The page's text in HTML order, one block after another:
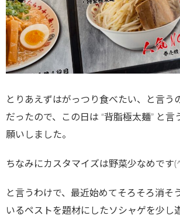
とりあえずはがっつり食べたい、と言う
だったので、この日は “背脂極太麺” と言
願いしました。
ちなみにカスタマイズは野菜少なめです
と言うわけで、最近始めてそろそろ消そ
いるペストを題材にしたソシャゲを少し